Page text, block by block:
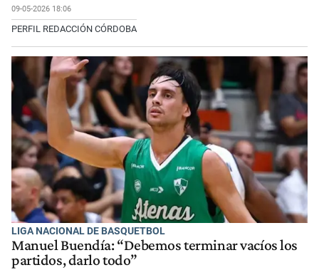
09-05-2026 18:06
PERFIL REDACCIÓN CÓRDOBA
LIGA NACIONAL DE BASQUETBOL
Manuel Buendía: “Debemos terminar vacíos los
partidos, darlo todo”